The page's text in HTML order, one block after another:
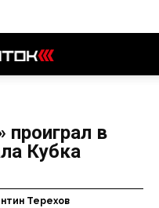
проиграл в
Кубка
Терехов